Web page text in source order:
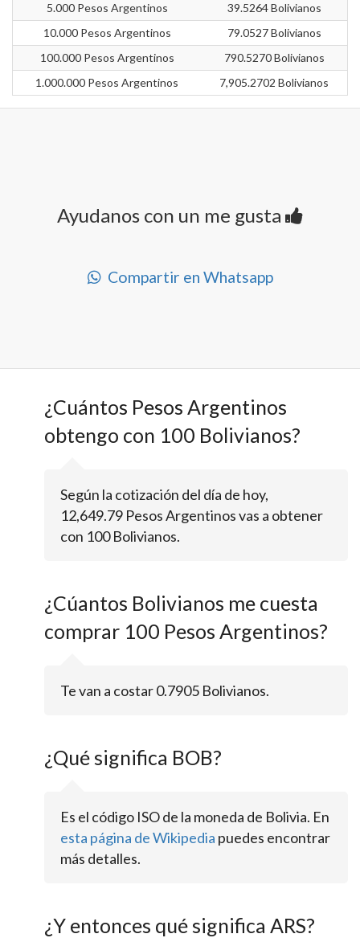
5.000 Pesos Argentinos
39.5264 Bolivianos
10.000 Pesos Argentinos
79.0527 Bolivianos
100.000 Pesos Argentinos
790.5270 Bolivianos
1.000.000 Pesos Argentinos
7,905.2702 Bolivianos
Ayudanos con un me gusta
Compartir en Whatsapp
¿Cuántos Pesos Argentinos
obtengo con 100 Bolivianos?
Según la cotización del día de hoy,
12,649.79 Pesos Argentinos vas a obtener
con 100 Bolivianos.
¿Cúantos Bolivianos me cuesta
comprar 100 Pesos Argentinos?
Te van a costar 0.7905 Bolivianos.
¿Qué significa BOB?
Es el código ISO de la moneda de Bolivia. En
esta página de Wikipedia puedes encontrar
más detalles.
¿Y entonces qué significa ARS?